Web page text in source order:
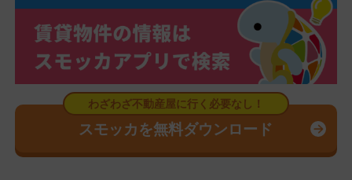
スモッカを無料ダウンロード